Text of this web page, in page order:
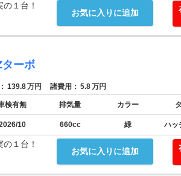
お気に入りに追加
の１台！
ーボ
139.8万円 諸費用： 5.8万円
検有無 排気量 カラー
10 660cc 緑 ハッ
お気に入りに追加
の１台！